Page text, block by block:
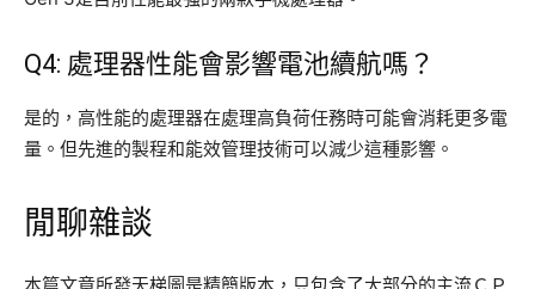
Q4: 處理器性能會影響電池續航嗎？
是的，高性能的處理器在處理高負荷任務時可能會消耗更多電
量。但先進的製程和能效管理技術可以減少這種影響。
閒聊雜談